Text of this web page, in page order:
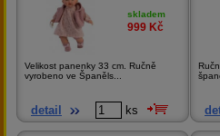
skladem
999 Kč
Velikost panenky 33 cm. Ručně
vyrobeno ve Španěls...
detail ks